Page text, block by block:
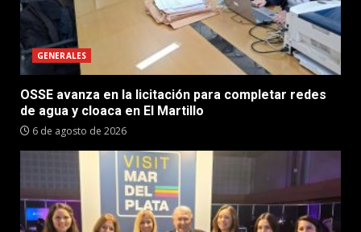
GENERALES
OSSE avanza en la licitación para completar redes
de agua y cloaca en El Martillo
6 de agosto de 2026